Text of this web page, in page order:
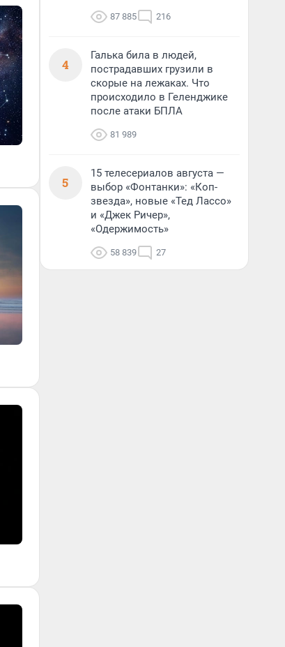
87 885 216
4
Галька била в людей,
пострадавших грузили в
скорые на лежаках. Что
происходило в Геленджике
после атаки БПЛА
81 989
5
15 телесериалов августа —
выбор «Фонтанки»: «Коп-
звезда», новые «Тед Лассо»
и «Джек Ричер»,
«Одержимость»
58 839 27